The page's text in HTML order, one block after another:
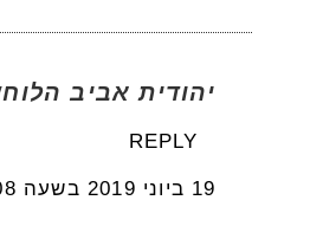
יהודית אביב
REPLY
19 ביוני 2019 בשעה 17:08